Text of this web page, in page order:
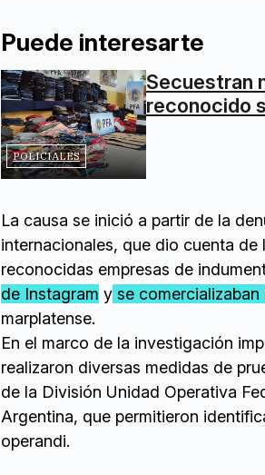
Puede interesarte
POLICIALES
Secuestran
reconocido
La causa se inició a partir de la
internacionales, que dio cuenta
reconocidas empresas de
de Instagram y se
marplatense.
En el marco de la investigación
realizaron diversas medidas de
de la División Unidad Operativa
Argentina, que permitieron
operandi.